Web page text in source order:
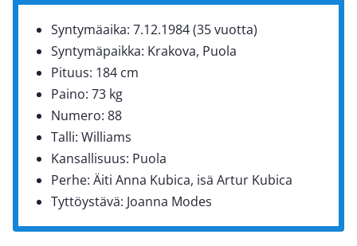
Syntymäaika: 7.12.1984 (35 vuotta)
Syntymäpaikka: Krakova, Puola
Pituus: 184 cm
Paino: 73 kg
Numero: 88
Talli: Williams
Kansallisuus: Puola
Perhe: Äiti Anna Kubica, isä Artur Kubica
Tyttöystävä: Joanna Modes